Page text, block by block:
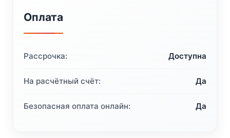
Оплата
Рассрочка: Доступна
На расчётный счёт: Да
Безопасная оплата онлайн: Да